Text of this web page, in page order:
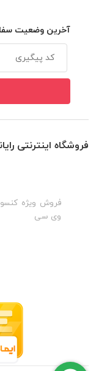
آخرین وضعیت
فروشگاه اینترنتی
فروش ویژه
وی سی